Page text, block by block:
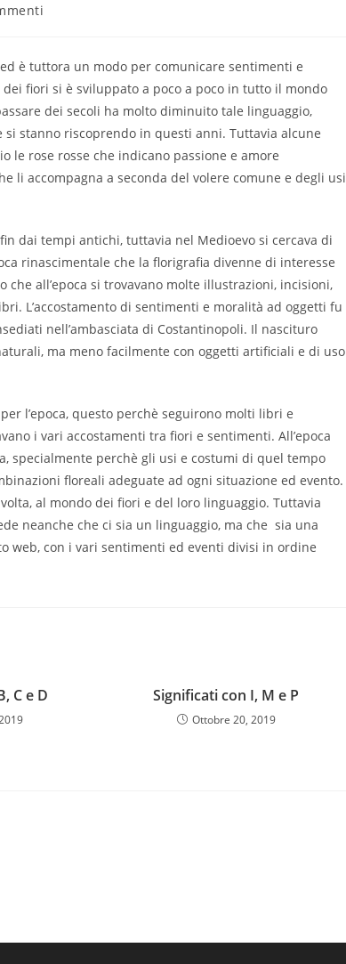
è tuttora un modo per comunicare sentimenti e
fiori si è sviluppato a poco a poco in tutto il mondo
dei secoli ha molto diminuito tale linguaggio,
stanno riscoprendo in questi anni. Tuttavia alcune
le rose rosse che indicano passione e amore
accompagna a seconda del volere comune e degli usi
dai tempi antichi, tuttavia nel Medioevo si cercava di
rinascimentale che la florigrafia divenne di interesse
all’epoca si trovavano molte illustrazioni, incisioni,
L’accostamento di sentimenti e moralità ad oggetti fu
nell’ambasciata di Costantinopoli. Il nascituro
ma meno facilmente con oggetti artificiali e di uso
l’epoca, questo perchè seguirono molti libri e
i vari accostamenti tra fiori e sentimenti. All’epoca
specialmente perchè gli usi e costumi di quel tempo
floreali adeguate ad ogni situazione ed evento.
al mondo dei fiori e del loro linguaggio. Tuttavia
neanche che ci sia un linguaggio, ma che sia una
web, con i vari sentimenti ed eventi divisi in ordine
C e D Significati con I, M e P
Ottobre 20, 2019